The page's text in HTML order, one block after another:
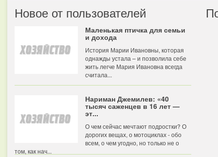
Новое от пользователей
Маленькая птичка для семьи
и дохода
История Марии Ивановны, которая
однажды устала – и позволила себе
жить легче Мария Ивановна всегда
считала...
Нариман Джемилев: «40
тысяч саженцев в 16 лет —
эт...
О чем сейчас мечтают подростки? О
дорогих вещах, о мотоциклах - обо
всем, о чем угодно, но только не о
том, как нач...